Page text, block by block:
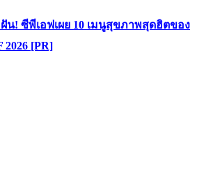
น! ซีพีเอฟเผย 10 เมนูสุขภาพสุดฮิตของ
2026 [PR]